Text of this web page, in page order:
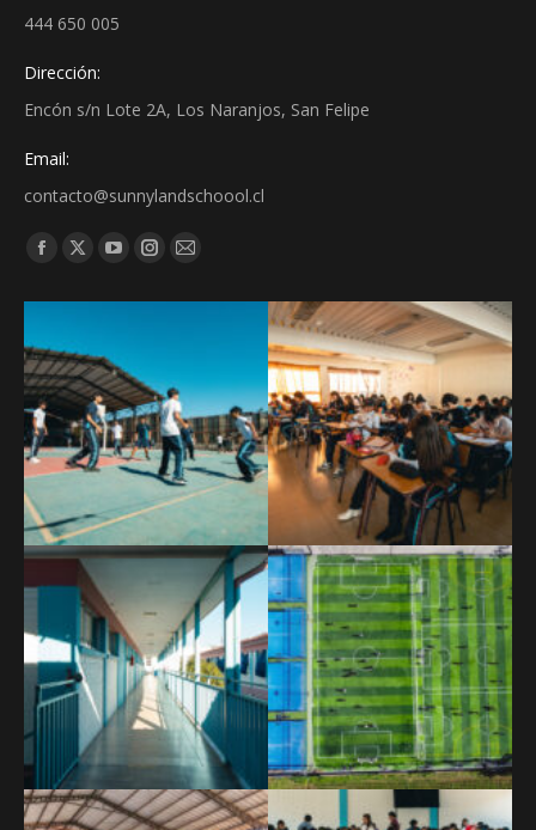
444 650 005
Dirección:
Encón s/n Lote 2A, Los Naranjos, San Felipe
Email:
contacto@sunnylandschoool.cl
Find us on: